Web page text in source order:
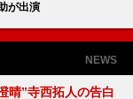
が出演
NEWS
晴”寺西拓人の告白